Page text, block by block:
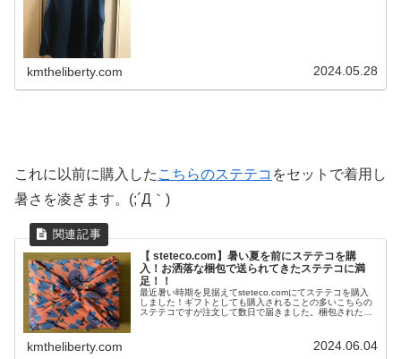
kmtheliberty.com 2024.05.28
これに以前に購入した こちらのステテコ をセットで着用し
暑さを凌ぎます。(;´Д｀)
【 steteco.com】暑い夏を前にステテコを購
入！お洒落な梱包で送られてきたステテコに満
足！！
最近暑い時期を見据えてsteteco.comにてステテコを購入
しました！ギフトとしても購入されることの多いこちらの
ステテコですが注文して数日で届きました。梱包された紙
kmtheliberty.com 2024.06.04